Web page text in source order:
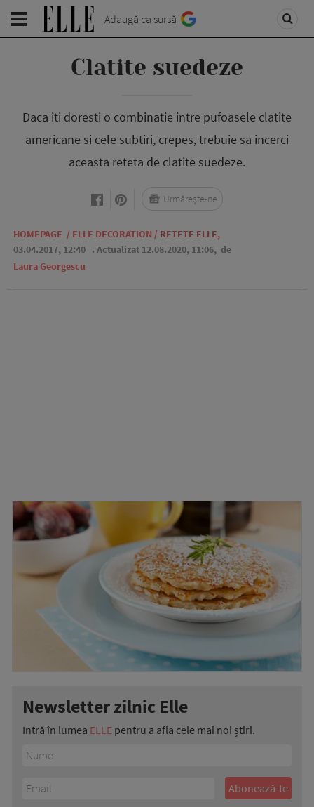
Adaugă ca sursă
Clatite suedeze
Daca iti doresti o combinatie intre pufoasele clatite
americane si cele subtiri, crepes, trebuie sa incerci
aceasta reteta de clatite suedeze.
HOMEPAGE / ELLE DECORATION / RETETE ELLE,
03.04.2017, 12:40 . Actualizat 12.08.2020, 11:06, de
Laura Georgescu
Urmărește-ne
Newsletter zilnic Elle
Intră în lumea ELLE pentru a afla cele mai noi știri.